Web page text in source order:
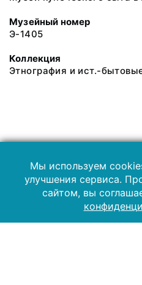
Музейный номер
Э-1405
Коллекция
Этнография и ист.-
Мы используем
улучшения сервиса.
сайтом, вы